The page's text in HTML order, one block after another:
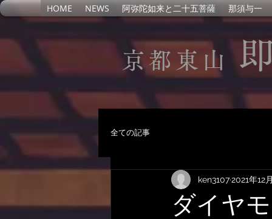
HOME NEWS 阿弥陀如来と二十五菩薩 那須与一
京都東山
全ての記事
ダイヤ
ken31072021年12